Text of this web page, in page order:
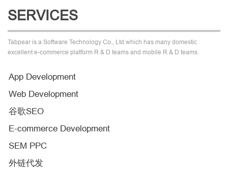
SERVICES
Tabpear is a Software Technology Co., Ltd which has many domestic
excellent e-commerce platform R & D teams and mobile R & D teams.
App Development
Web Development
谷歌SEO
E-commerce Development
SEM PPC
外链代发